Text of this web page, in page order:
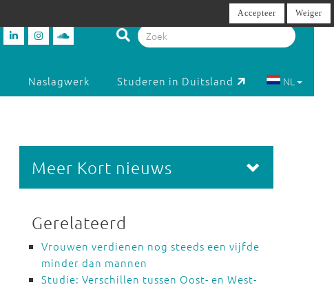
Naslagwerk Studeren in Duitsland NL
Meer Kort nieuws
Gerelateerd
Vrouwen verdienen nog steeds een vijfde
minder dan mannen
Studie: Verschillen tussen Oost- en West-
Accepteer Weiger